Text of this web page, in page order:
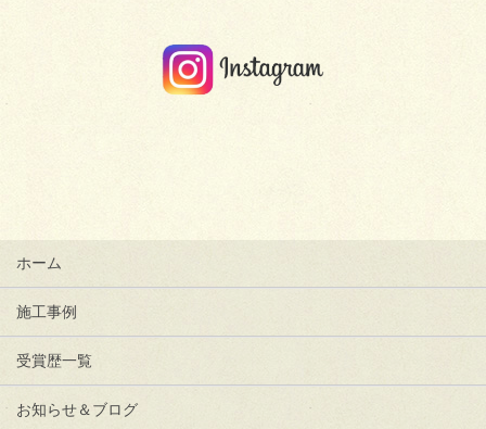
ホーム
施工事例
受賞歴一覧
お知らせ＆ブログ